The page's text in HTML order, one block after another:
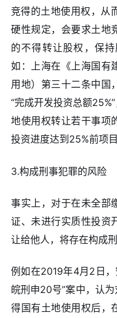
竞得的土地使用权，从
硬性规定，会要求土地
的不得转让股权，保
如：上海在《上海国有
用地）第三十二条中国
“完成开发投资总额
地使用权转让若干事项
投资进度达到25%前项
3.构成刑事犯罪的风险
事实上，对于在未全部
证、未进行实质性投资
让给他人，将存在构成
例如在2019年4月2日，
皖刑申20号”案中，认
得国有土地使用权后，